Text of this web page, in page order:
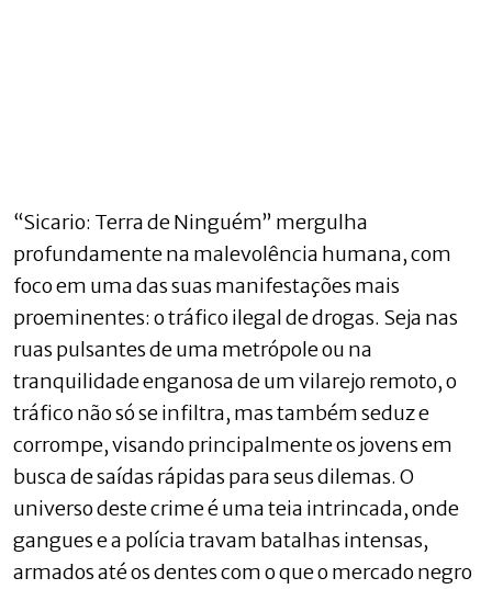
“Sicario: Terra de Ninguém” mergulha
profundamente na malevolência humana, com
foco em uma das suas manifestações mais
proeminentes: o tráfico ilegal de drogas. Seja nas
ruas pulsantes de uma metrópole ou na
tranquilidade enganosa de um vilarejo remoto, o
tráfico não só se infiltra, mas também seduz e
corrompe, visando principalmente os jovens em
busca de saídas rápidas para seus dilemas. O
universo deste crime é uma teia intrincada, onde
gangues e a polícia travam batalhas intensas,
armados até os dentes com o que o mercado negro